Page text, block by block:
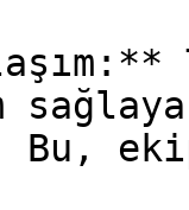
Bu,